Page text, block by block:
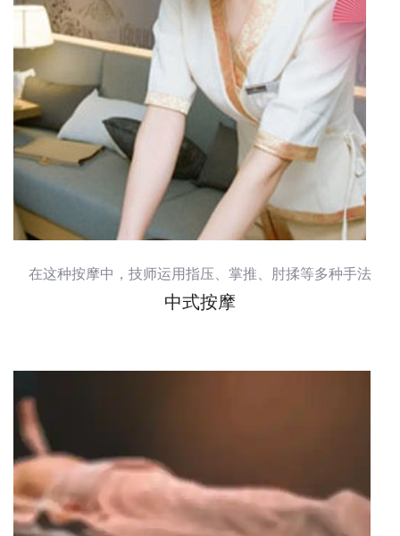
在这种按摩中，技师运用指压、掌推、肘揉等多种手法
中式按摩